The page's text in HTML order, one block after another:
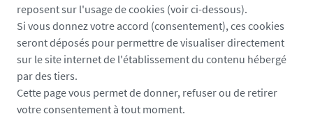
reposent sur l'usage de cookies (voir ci-dessous).
Si vous donnez votre accord (consentement), ces cookies
seront déposés pour permettre de visualiser directement
sur le site internet de l'établissement du contenu hébergé
par des tiers.
Cette page vous permet de donner, refuser ou de retirer
votre consentement à tout moment.